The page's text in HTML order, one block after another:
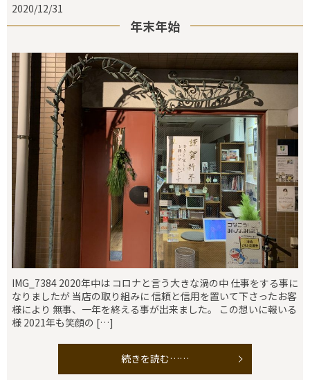
2020/12/31
年末年始
IMG_7384 2020年中は コロナと言う大きな渦の中 仕事をする事に
なりましたが 当店の取り組みに 信頼と信用を置いて下さったお客
様により 無事、一年を終える事が出来ました。 この想いに報いる
様 2021年も笑顔の […]
続きを読む……